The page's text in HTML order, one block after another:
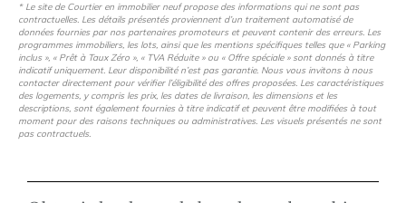
* Le site de Courtier en immobilier neuf propose des informations qui ne sont pas
contractuelles. Les détails présentés proviennent d’un traitement automatisé de
données fournies par nos partenaires promoteurs et peuvent contenir des erreurs. Les
programmes immobiliers, les lots, ainsi que les mentions spécifiques telles que « Parking
inclus », « Prêt à Taux Zéro », « TVA Réduite » ou « Offre spéciale » sont donnés à titre
indicatif uniquement. Leur disponibilité n’est pas garantie. Nous vous invitons à nous
contacter directement pour vérifier l’éligibilité des offres proposées. Les caractéristiques
des logements, y compris les prix, les dates de livraison, les dimensions et les
descriptions, sont également fournies à titre indicatif et peuvent être modifiées à tout
moment pour des raisons techniques ou administratives. Les visuels présentés ne sont
pas contractuels.